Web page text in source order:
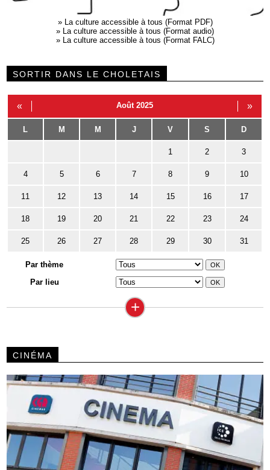
»
La culture accessible à tous (Format PDF)
»
La culture accessible à tous (Format audio)
»
La culture accessible à tous (Format FALC)
SORTIR DANS LE CHOLETAIS
« Août 2025 »
L M M J V S D
1 2 3
4 5 6 7 8 9 10
11 12 13 14 15 16 17
18 19 20 21 22 23 24
25 26 27 28 29 30 31
Par thème
Par lieu
+
CINÉMA